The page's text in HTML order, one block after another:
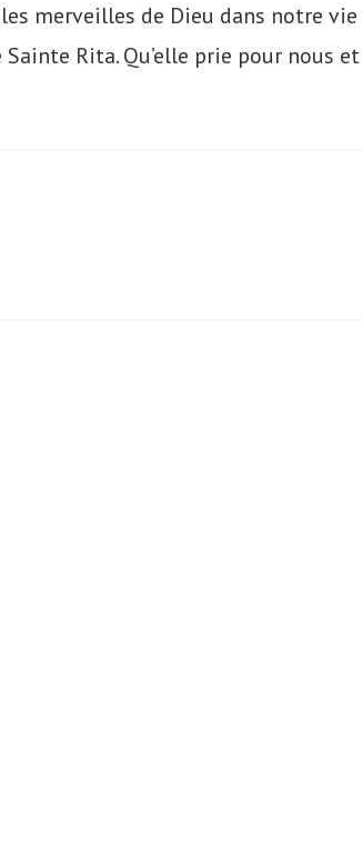
merveilles de Dieu dans notre
Rita. Qu’elle prie pour nous